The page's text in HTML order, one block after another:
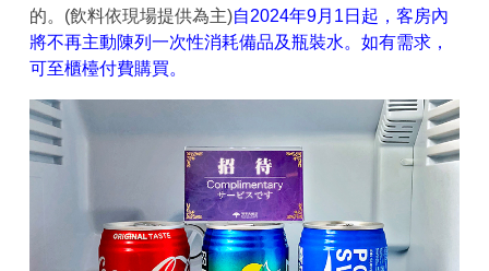
的。(飲料依現場提供為主)自2024年9月1日起，客房內
將不再主動陳列一次性消耗備品及瓶裝水。如有需求，
可至櫃檯付費購買。